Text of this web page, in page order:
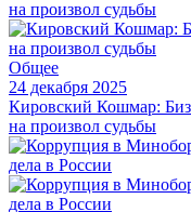
Общее
24 декабря 2025
Кировский Кошмар:
на произвол судьбы